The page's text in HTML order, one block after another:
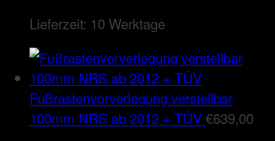
Lieferzeit: 10 Werktage
Fußrastenvorverlegung verstellbar
100mm NRS ab 2012 + TÜV€639,00